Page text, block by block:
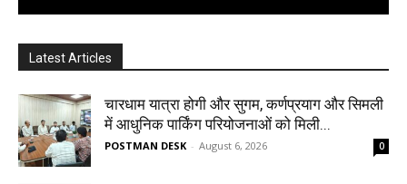
Latest Articles
चारधाम यात्रा होगी और सुगम, कर्णप्रयाग और सिमली
में आधुनिक पार्किंग परियोजनाओं को मिली...
POSTMAN DESK - August 6, 2026 0